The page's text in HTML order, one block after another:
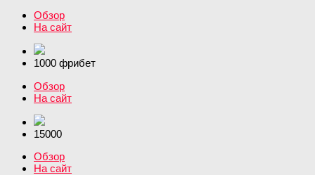
Обзор
На сайт
1000 фрибет
Обзор
На сайт
15000
Обзор
На сайт